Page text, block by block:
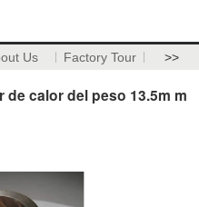
Us Factory Tour >>
calor del peso 13.5m m